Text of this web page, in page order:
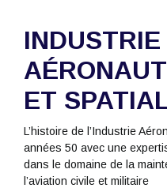
INDUSTRIE
ET
L’histoire de l’Industrie
années 50 avec une
dans le domaine de la
l’aviation civile et militaire